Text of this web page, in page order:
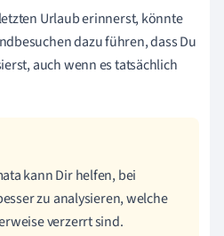
Urlaub erinnerst, könnte
dazu führen, dass Du
auch wenn es tatsächlich
kann Dir helfen, bei
zu analysieren, welche
verzerrt sind.